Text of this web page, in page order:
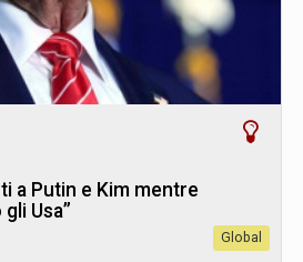
a Putin e Kim mentre
Usa”
Global